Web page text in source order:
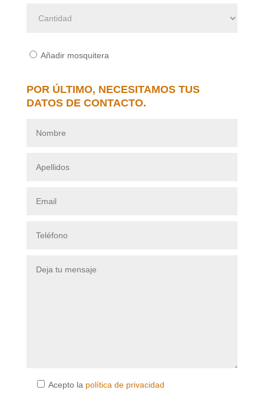
Añadir mosquitera
POR ÚLTIMO, NECESITAMOS TUS
DATOS DE CONTACTO.
Acepto la política de privacidad